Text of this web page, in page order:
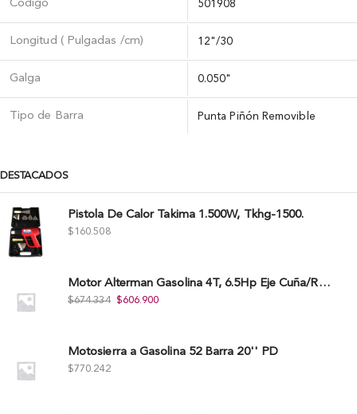
Código 501908
Longitud ( Pulgadas /cm) 12"/30
Galga 0.050"
Tipo de Barra Punta Piñón Removible
DESTACADOS
Pistola De Calor Takima 1.500W, Tkhg-1500.
$ 160.508
Motor Alterman Gasolina 4T, 6.5Hp Eje Cuña/Rosca 3/4", Xge65K.
$674.334 $606.900
Motosierra a Gasolina 52 Barra 20'' PD
$770.242